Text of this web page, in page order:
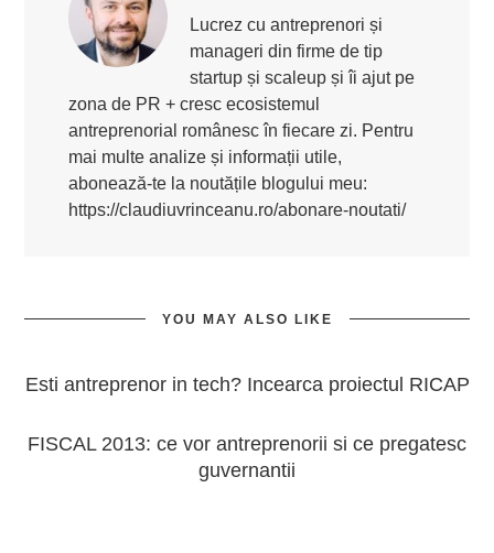
Lucrez cu antreprenori și
manageri din firme de tip
startup și scaleup și îi ajut pe
zona de PR + cresc ecosistemul
antreprenorial românesc în fiecare zi. Pentru
mai multe analize și informații utile,
abonează-te la noutățile blogului meu:
https://claudiuvrinceanu.ro/abonare-noutati/
YOU MAY ALSO LIKE
Esti antreprenor in tech? Incearca proiectul RICAP
FISCAL 2013: ce vor antreprenorii si ce pregatesc
guvernantii